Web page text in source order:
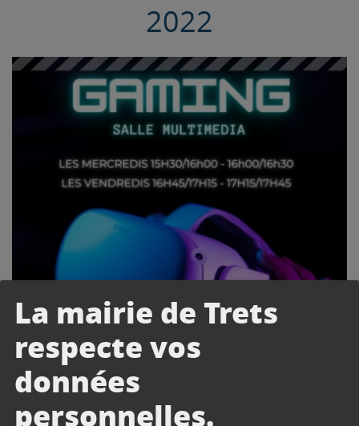
La mairie de Trets
respecte vos
données
personnelles.
2022